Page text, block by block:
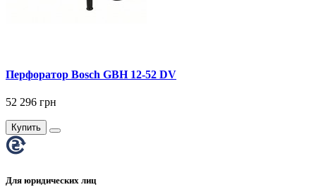
Перфоратор Bosch GBH 12-52 DV
52 296 грн
Купить
Для юридических лиц